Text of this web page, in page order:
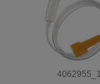
4062955_1